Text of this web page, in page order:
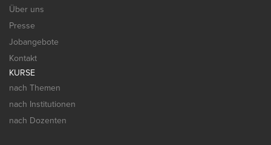
Über uns
Presse
Jobangebote
Kontakt
KURSE
nach Themen
nach Institutionen
nach Dozenten